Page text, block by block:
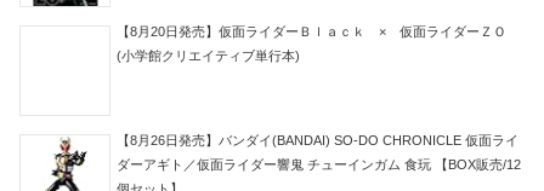
【8月20日発売】仮面ライダーＢｌａｃｋ × 仮面ライダーＺＯ
(小学館クリエイティブ単行本)
【8月26日発売】バンダイ(BANDAI) SO-DO CHRONICLE 仮面ライ
ダーアギト／仮面ライダー響鬼 チューインガム 食玩 【BOX販売/12